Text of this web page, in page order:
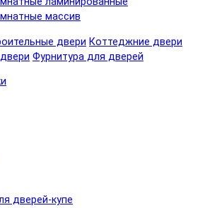
массив
двери Коттеджние двери
Фурнитура для дверей
дверей-купе